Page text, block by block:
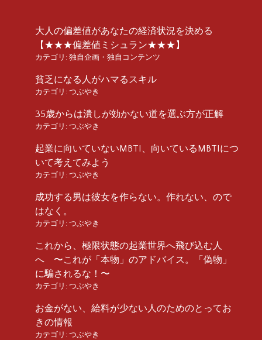
大人の偏差値があなたの経済状況を決める
【★★★偏差値ミシュラン★★★】
カテゴリ: 独自企画・独自コンテンツ
貧乏になる人がハマるスキル
カテゴリ: つぶやき
35歳からは潰しが効かない道を選ぶ方が正解
カテゴリ: つぶやき
起業に向いていないMBTI、向いているMBTIにつ
いて考えてみよう
カテゴリ: つぶやき
成功する男は彼女を作らない。作れない、ので
はなく。
カテゴリ: つぶやき
これから、極限状態の起業世界へ飛び込む人
へ 〜これが「本物」のアドバイス。「偽物」
に騙されるな！〜
カテゴリ: つぶやき
お金がない、給料が少ない人のためのとってお
きの情報
カテゴリ: つぶやき